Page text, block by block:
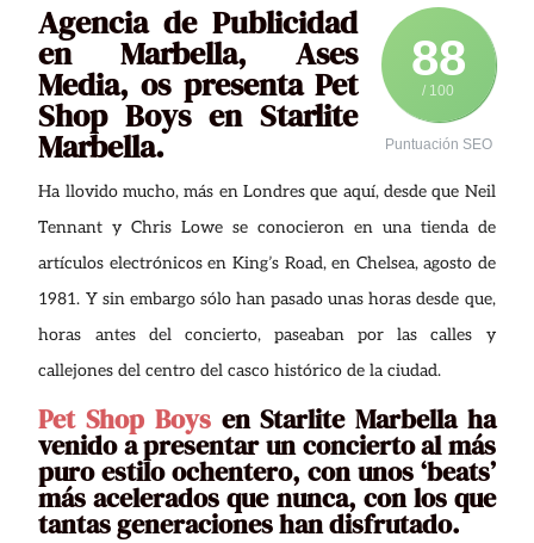
88
/ 100
Puntuación SEO
Agencia de Publicidad
en Marbella, Ases
Media, os presenta Pet
Shop Boysen Starlite
Marbella.
Ha llovido mucho, más en Londres que aquí, desde que Neil
Tennant y Chris Lowe se conocieron en una tienda de
artículos electrónicos en King’s Road, en Chelsea, agosto de
1981. Y sin embargo sólo han pasado unas horas desde que,
horas antes del concierto, paseaban por las calles y
callejones del centro del casco histórico de la ciudad.
Pet Shop Boysen Starlite Marbella ha
venido a presentar un concierto al más
puro estilo ochentero, con unos ‘beats’
más acelerados que nunca, con los que
tantas generaciones han disfrutado.